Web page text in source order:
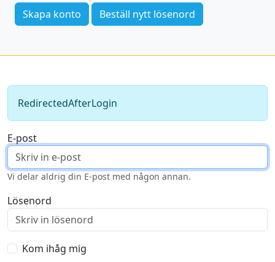
Skapa konto Beställ nytt lösenord
RedirectedAfterLogin
E-post
Vi delar aldrig din E-post med någon annan.
Lösenord
Kom ihåg mig